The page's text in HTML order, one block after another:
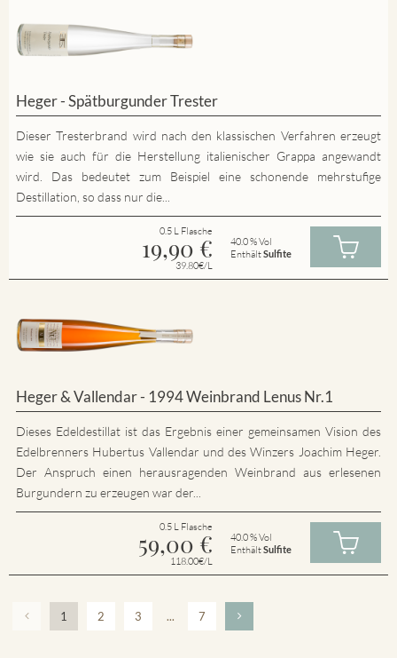
Heger - Spätburgunder Trester
Dieser Tresterbrand wird nach den klassischen Verfahren erzeugt
wie sie auch für die Herstellung italienischer Grappa angewandt
wird. Das bedeutet zum Beispiel eine schonende mehrstufige
Destillation, so dass nur die...
0.5 L Flasche
19,90 €
39.80€/L
40.0 % Vol
EnthältSulfite
Heger & Vallendar - 1994 Weinbrand Lenus Nr.1
Dieses Edeldestillat ist das Ergebnis einer gemeinsamen Vision des
Edelbrenners Hubertus Vallendar und des Winzers Joachim Heger.
Der Anspruch einen herausragenden Weinbrand aus erlesenen
Burgundern zu erzeugen war der...
0.5 L Flasche
59,00 €
118.00€/L
40.0 % Vol
EnthältSulfite
1 2 3 ... 7